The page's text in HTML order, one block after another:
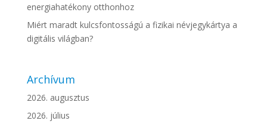
energiahatékony otthonhoz
Miért maradt kulcsfontosságú a fizikai névjegykártya a
digitális világban?
Archívum
2026. augusztus
2026. július